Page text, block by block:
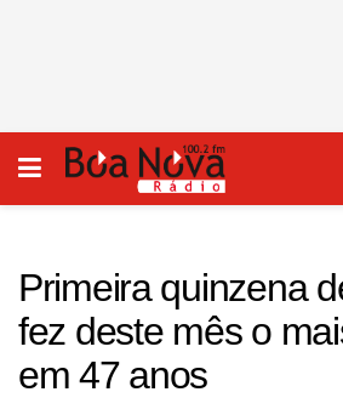
Primeira quinzena
fez deste mês o
em 47 anos